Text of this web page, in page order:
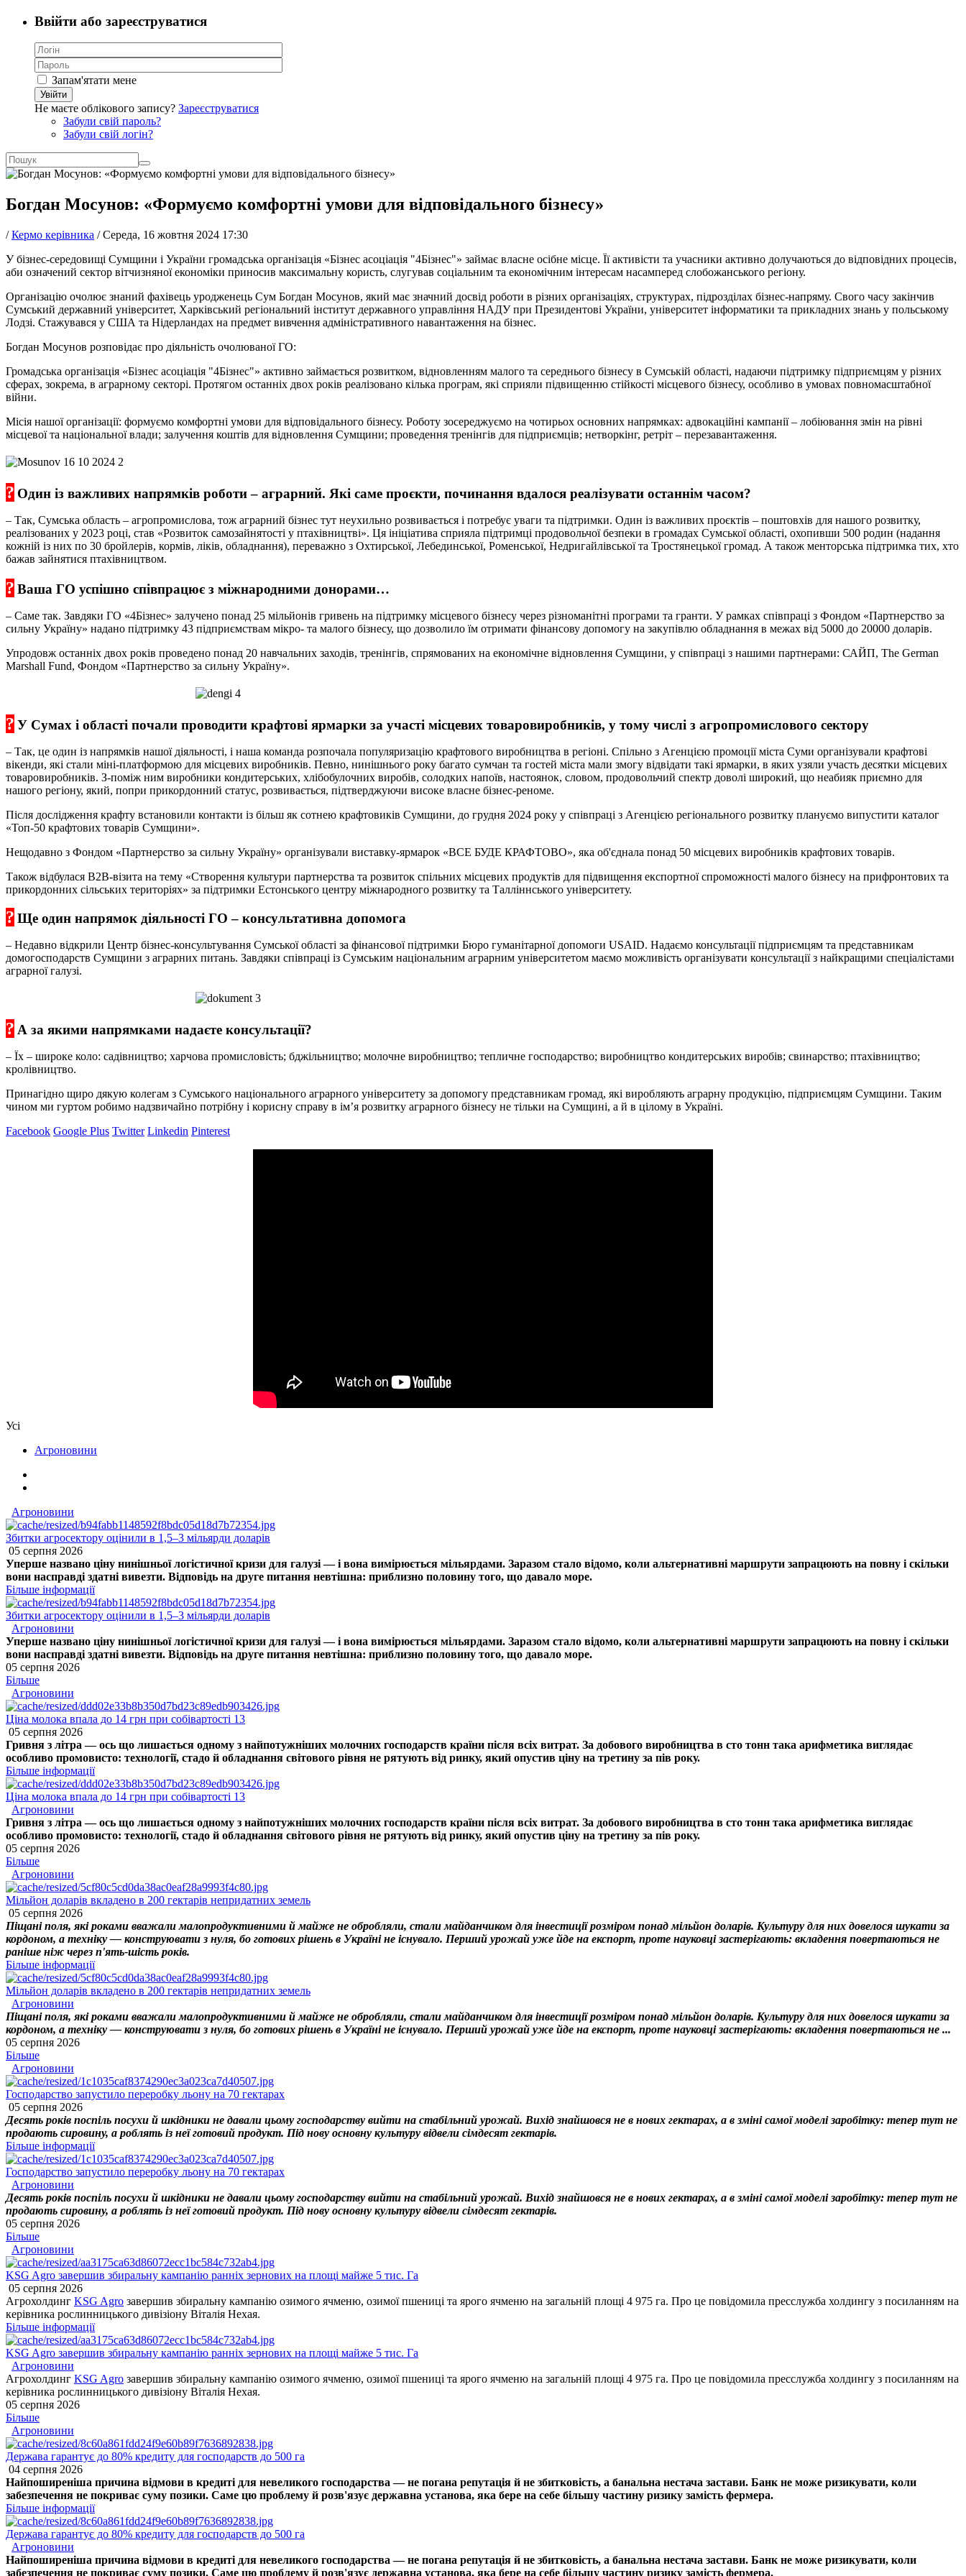
Ввійти або зареєструватися
Запам'ятати мене
Увійти
Не маєте облікового запису? Зареєструватися
Забули свій пароль?
Забули свій логін?
Богдан Мосунов: «Формуємо комфортні умови для відповідального бізнесу»
/ Кермо керівника /Середа, 16 жовтня 2024 17:30
У бізнес-середовищі Сумщини і України громадська організація «Бізнес асоціація "4Бізнес"» займає власне осібне місце. Її активісти та учасники активно долучаються до відповідних процесів,
аби означений сектор вітчизняної економіки приносив максимальну користь, слугував соціальним та економічним інтересам насамперед слобожанського регіону.
Організацію очолює знаний фахівець уродженець Сум Богдан Мосунов, який має значний досвід роботи в різних організаціях, структурах, підрозділах бізнес-напряму. Свого часу закінчив
Сумський державний університет, Харківський регіональний інститут державного управління НАДУ при Президентові України, університет інформатики та прикладних знань у польському
Лодзі. Стажувався у США та Нідерландах на предмет вивчення адміністративного навантаження на бізнес.
Богдан Мосунов розповідає про діяльність очолюваної ГО:
Громадська організація «Бізнес асоціація "4Бізнес"» активно займається розвитком, відновленням малого та середнього бізнесу в Сумській області, надаючи підтримку підприємцям у різних
сферах, зокрема, в аграрному секторі. Протягом останніх двох років реалізовано кілька програм, які сприяли підвищенню стійкості місцевого бізнесу, особливо в умовах повномасштабної
війни.
Місія нашої організації: формуємо комфортні умови для відповідального бізнесу. Роботу зосереджуємо на чотирьох основних напрямках: адвокаційні кампанії – лобіювання змін на рівні
місцевої та національної влади; залучення коштів для відновлення Сумщини; проведення тренінгів для підприємців; нетворкінг, ретріт – перезавантаження.
? Один із важливих напрямків роботи – аграрний. Які саме проєкти, починання вдалося реалізувати останнім часом?
– Так, Сумська область – агропромислова, тож аграрний бізнес тут неухильно розвивається і потребує уваги та підтримки. Один із важливих проєктів – поштовхів для нашого розвитку,
реалізованих у 2023 році, став «Розвиток самозайнятості у птахівництві». Ця ініціатива сприяла підтримці продовольчої безпеки в громадах Сумської області, охопивши 500 родин (надання
кожній із них по 30 бройлерів, кормів, ліків, обладнання), переважно з Охтирської, Лебединської, Роменської, Недригайлівської та Тростянецької громад. А також менторська підтримка тих, хто
бажав зайнятися птахівництвом.
? Ваша ГО успішно співпрацює з міжнародними донорами…
– Саме так. Завдяки ГО «4Бізнес» залучено понад 25 мільйонів гривень на підтримку місцевого бізнесу через різноманітні програми та гранти. У рамках співпраці з Фондом «Партнерство за
сильну Україну» надано підтримку 43 підприємствам мікро- та малого бізнесу, що дозволило їм отримати фінансову допомогу на закупівлю обладнання в межах від 5000 до 20000 доларів.
Упродовж останніх двох років проведено понад 20 навчальних заходів, тренінгів, спрямованих на економічне відновлення Сумщини, у співпраці з нашими партнерами: САЙП, The German
Marshall Fund, Фондом «Партнерство за сильну Україну».
? У Сумах і області почали проводити крафтові ярмарки за участі місцевих товаровиробників, у тому числі з агропромислового сектору
– Так, це один із напрямків нашої діяльності, і наша команда розпочала популяризацію крафтового виробництва в регіоні. Спільно з Агенцією промоції міста Суми організували крафтові
вікенди, які стали міні-платформою для місцевих виробників. Певно, нинішнього року багато сумчан та гостей міста мали змогу відвідати такі ярмарки, в яких узяли участь десятки місцевих
товаровиробників. З-поміж ним виробники кондитерських, хлібобулочних виробів, солодких напоїв, настоянок, словом, продовольчий спектр доволі широкий, що неабияк приємно для
нашого регіону, який, попри прикордонний статус, розвивається, підтверджуючи високе власне бізнес-реноме.
Після дослідження крафту встановили контакти із більш як сотнею крафтовиків Сумщини, до грудня 2024 року у співпраці з Агенцією регіонального розвитку плануємо випустити каталог
«Топ-50 крафтових товарів Сумщини».
Нещодавно з Фондом «Партнерство за сильну Україну» організували виставку-ярмарок «ВСЕ БУДЕ КРАФТОВО», яка об'єднала понад 50 місцевих виробників крафтових товарів.
Також відбулася B2B-візита на тему «Створення культури партнерства та розвиток спільних місцевих продуктів для підвищення експортної спроможності малого бізнесу на прифронтових та
прикордонних сільських територіях» за підтримки Естонського центру міжнародного розвитку та Талліннського університету.
? Ще один напрямок діяльності ГО – консультативна допомога
– Недавно відкрили Центр бізнес-консультування Сумської області за фінансової підтримки Бюро гуманітарної допомоги USAID. Надаємо консультації підприємцям та представникам
домогосподарств Сумщини з аграрних питань. Завдяки співпраці із Сумським національним аграрним університетом маємо можливість організувати консультації з найкращими спеціалістами
аграрної галузі.
? А за якими напрямками надаєте консультації?
– Їх – широке коло: садівництво; харчова промисловість; бджільництво; молочне виробництво; тепличне господарство; виробництво кондитерських виробів; свинарство; птахівництво;
кролівництво.
Принагідно щиро дякую колегам з Сумського національного аграрного університету за допомогу представникам громад, які виробляють аграрну продукцію, підприємцям Сумщини. Таким
чином ми гуртом робимо надзвичайно потрібну і корисну справу в ім’я розвитку аграрного бізнесу не тільки на Сумщині, а й в цілому в Україні.
Facebook Google Plus Twitter Linkedin Pinterest
Усі
Агроновини
Агроновини
Збитки агросектору оцінили в 1,5–3 мільярди доларів
05 серпня 2026
Уперше названо ціну нинішньої логістичної кризи для галузі — і вона вимірюється мільярдами. Заразом стало відомо, коли альтернативні маршрути запрацюють на повну і скільки
вони насправді здатні вивезти. Відповідь на друге питання невтішна: приблизно половину того, що давало море.
Більше інформації
Збитки агросектору оцінили в 1,5–3 мільярди доларів
Агроновини
Уперше названо ціну нинішньої логістичної кризи для галузі — і вона вимірюється мільярдами. Заразом стало відомо, коли альтернативні маршрути запрацюють на повну і скільки
вони насправді здатні вивезти. Відповідь на друге питання невтішна: приблизно половину того, що давало море.
05 серпня 2026
Більше
Агроновини
Ціна молока впала до 14 грн при собівартості 13
05 серпня 2026
Гривня з літра — ось що лишається одному з найпотужніших молочних господарств країни після всіх витрат. За добового виробництва в сто тонн така арифметика виглядає
особливо промовисто: технології, стадо й обладнання світового рівня не рятують від ринку, який опустив ціну на третину за пів року.
Більше інформації
Ціна молока впала до 14 грн при собівартості 13
Агроновини
Гривня з літра — ось що лишається одному з найпотужніших молочних господарств країни після всіх витрат. За добового виробництва в сто тонн така арифметика виглядає
особливо промовисто: технології, стадо й обладнання світового рівня не рятують від ринку, який опустив ціну на третину за пів року.
05 серпня 2026
Більше
Агроновини
Мільйон доларів вкладено в 200 гектарів непридатних земель
05 серпня 2026
Піщані поля, які роками вважали малопродуктивними й майже не обробляли, стали майданчиком для інвестиції розміром понад мільйон доларів. Культуру для них довелося шукати за
кордоном, а техніку — конструювати з нуля, бо готових рішень в Україні не існувало. Перший урожай уже йде на експорт, проте науковці застерігають: вкладення повертаються не
раніше ніж через п'ять-шість років.
Більше інформації
Мільйон доларів вкладено в 200 гектарів непридатних земель
Агроновини
Піщані поля, які роками вважали малопродуктивними й майже не обробляли, стали майданчиком для інвестиції розміром понад мільйон доларів. Культуру для них довелося шукати за
кордоном, а техніку — конструювати з нуля, бо готових рішень в Україні не існувало. Перший урожай уже йде на експорт, проте науковці застерігають: вкладення повертаються не ...
05 серпня 2026
Більше
Агроновини
Господарство запустило переробку льону на 70 гектарах
05 серпня 2026
Десять років поспіль посухи й шкідники не давали цьому господарству вийти на стабільний урожай. Вихід знайшовся не в нових гектарах, а в зміні самої моделі заробітку: тепер тут не
продають сировину, а роблять із неї готовий продукт. Під нову основну культуру відвели сімдесят гектарів.
Більше інформації
Господарство запустило переробку льону на 70 гектарах
Агроновини
Десять років поспіль посухи й шкідники не давали цьому господарству вийти на стабільний урожай. Вихід знайшовся не в нових гектарах, а в зміні самої моделі заробітку: тепер тут не
продають сировину, а роблять із неї готовий продукт. Під нову основну культуру відвели сімдесят гектарів.
05 серпня 2026
Більше
Агроновини
KSG Agro завершив збиральну кампанію ранніх зернових на площі майже 5 тис. Га
05 серпня 2026
Агрохолдинг KSG Agro завершив збиральну кампанію озимого ячменю, озимої пшениці та ярого ячменю на загальній площі 4 975 га. Про це повідомила пресслужба холдингу з посиланням на
керівника рослинницького дивізіону Віталія Нехая.
Більше інформації
KSG Agro завершив збиральну кампанію ранніх зернових на площі майже 5 тис. Га
Агроновини
Агрохолдинг KSG Agro завершив збиральну кампанію озимого ячменю, озимої пшениці та ярого ячменю на загальній площі 4 975 га. Про це повідомила пресслужба холдингу з посиланням на
керівника рослинницького дивізіону Віталія Нехая.
05 серпня 2026
Більше
Агроновини
Держава гарантує до 80% кредиту для господарств до 500 га
04 серпня 2026
Найпоширеніша причина відмови в кредиті для невеликого господарства — не погана репутація й не збитковість, а банальна нестача застави. Банк не може ризикувати, коли
забезпечення не покриває суму позики. Саме цю проблему й розв'язує державна установа, яка бере на себе більшу частину ризику замість фермера.
Більше інформації
Держава гарантує до 80% кредиту для господарств до 500 га
Агроновини
Найпоширеніша причина відмови в кредиті для невеликого господарства — не погана репутація й не збитковість, а банальна нестача застави. Банк не може ризикувати, коли
забезпечення не покриває суму позики. Саме цю проблему й розв'язує державна установа, яка бере на себе більшу частину ризику замість фермера.